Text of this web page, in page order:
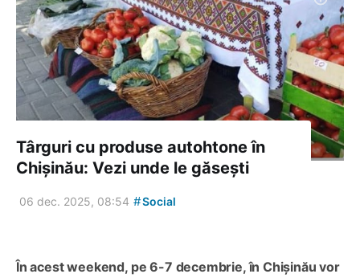
Târguri cu produse autohtone în
Chișinău: Vezi unde le găsești
06 dec. 2025, 08:54 #Social
În acest weekend, pe 6-7 decembrie, în Chișinău vor